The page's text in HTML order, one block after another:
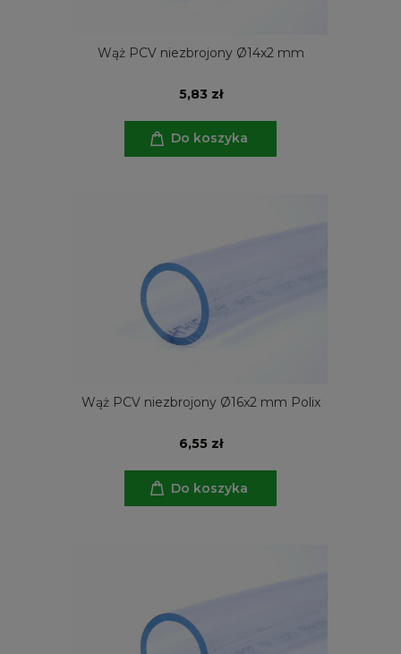
Wąż PCV niezbrojony Ø14x2 mm
5,83 zł
Do koszyka
Wąż PCV niezbrojony Ø16x2 mm Polix
6,55 zł
Do koszyka